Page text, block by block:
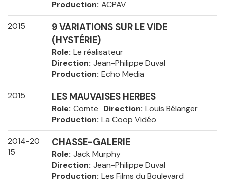
Production ACPAV
2015
9 VARIATIONS SUR LE VIDE
(HYSTÉRIE)
Role Le réalisateur
Direction Jean-Philippe Duval
Production Echo Media
2015 LES MAUVAISES HERBES
Role Comte Direction Louis Bélanger
Production La Coop Vidéo
2014-20
15
CHASSE-GALERIE
Role Jack Murphy
Direction Jean-Philippe Duval
Production Les Films du Boulevard